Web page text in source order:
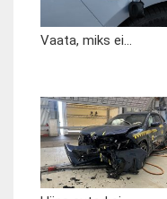
Vaata, miks ei...